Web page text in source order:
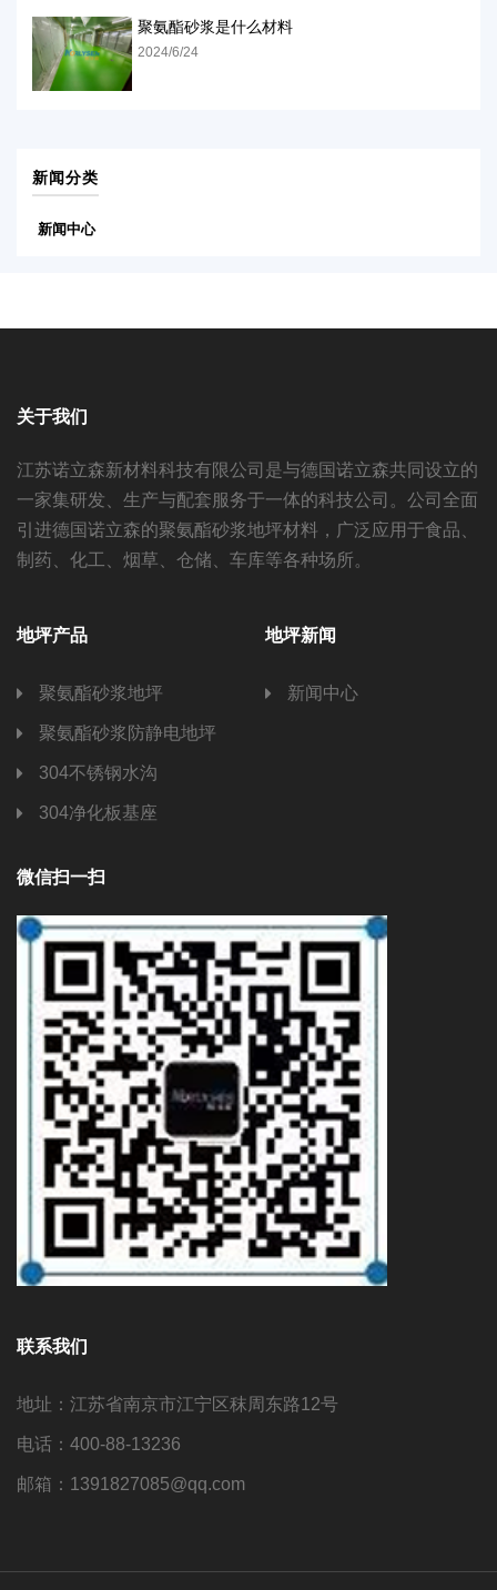
聚氨酯砂浆是什么材料
2024/6/24
新闻分类
新闻中心
关于我们
江苏诺立森新材料科技有限公司是与德国诺立森共同设立的
一家集研发、生产与配套服务于一体的科技公司。公司全面
引进德国诺立森的聚氨酯砂浆地坪材料，广泛应用于食品、
制药、化工、烟草、仓储、车库等各种场所。
地坪产品
聚氨酯砂浆地坪
聚氨酯砂浆防静电地坪
304不锈钢水沟
304净化板基座
地坪新闻
新闻中心
微信扫一扫
联系我们
地址：江苏省南京市江宁区秣周东路12号
电话：400-88-13236
邮箱：1391827085@qq.com